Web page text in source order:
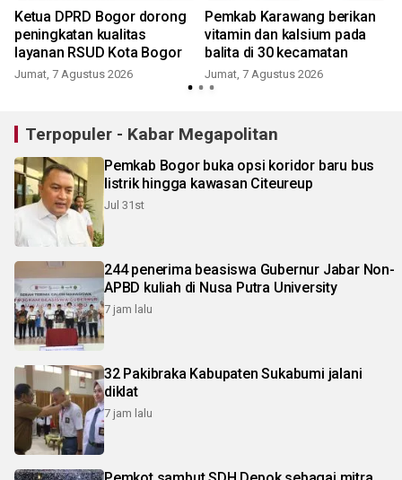
Ketua DPRD Bogor dorong
peningkatan kualitas
layanan RSUD Kota Bogor
Jumat, 7 Agustus 2026
Pemkab Karawang berikan
vitamin dan kalsium pada
balita di 30 kecamatan
Jumat, 7 Agustus 2026
Terpopuler - Kabar Megapolitan
Pemkab Bogor buka opsi koridor baru bus
listrik hingga kawasan Citeureup
Jul 31st
244 penerima beasiswa Gubernur Jabar Non-
APBD kuliah di Nusa Putra University
7 jam lalu
32 Pakibraka Kabupaten Sukabumi jalani
diklat
7 jam lalu